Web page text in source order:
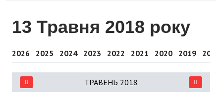
13 Травня 2018 року
2026 2025 2024 2023 2022 2021 2020 2019 2018
ТРАВЕНЬ 2018